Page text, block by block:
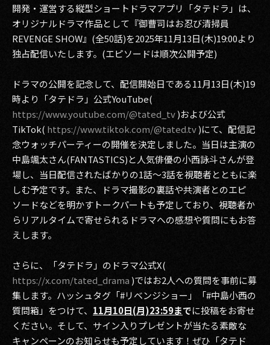
2024
2023
2022
2021
2020
2019
2018
2017
2016
2014
2013
2012
開発・運営する縦型ショートドラマアプリ「タテドラ」は、
オリジナルドラマ作品として『御曹司はお忍び清掃員
REVENGE SHOW』(全50話)を2025年11月13日(木)19:00より
独占配信いたします。(エピソードは順次公開予定)
ドラマの公開を記念して、配信開始日である11月13日(木)19
時より「タテドラ」公式YouTube(
https://www.youtube.com/@tated_tv)および公式
TikTok( https://www.tiktok.com/@tated.tv)にて、配信記
念ウォッチパーティーの開催を決定しました。当日は主演の
中島颯太さん(FANTASTICS)と人気俳優の小西詠斗さんが登
場し、当日配信されたばかりの1話〜3話を視聴者とともに楽
しむ予定です。また、ドラマ撮影の裏話や共演者とのエピ
ソードなどを明かすトークパートも予定しており、視聴者か
らリアルタイムで寄せられるドラマへの感想や質問にもお答
えします。
さらに、「タテドラ」のドラマ公式X(
https://x.com/tated_drama )ではお2人への質問を事前に募
集します。ハッシュタグ「#リベンジショー」「#中島小西の
質問箱」をつけて、 11月10日(月)23:59までに投稿をお寄せ
ください。そして、サイン入りプレゼントが当たる素敵な
キャンペーンのお知らせも予定しています！ぜひ「タテド